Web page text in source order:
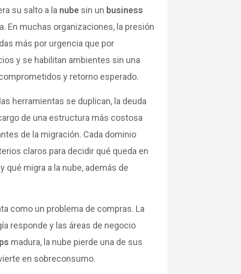
su salto a la nubesin un business
En muchas organizaciones, la presión
más por urgencia que por
y se habilitan ambientes sin una
y retorno esperado.
herramientas se duplican, la deuda
de una estructura más costosa
de la migración. Cada dominio
claros para decidir qué queda en
qué migra a la nube, además de
como un problema de compras. La
responde y las áreas de negocio
madura, la nube pierde una de sus
en sobreconsumo.